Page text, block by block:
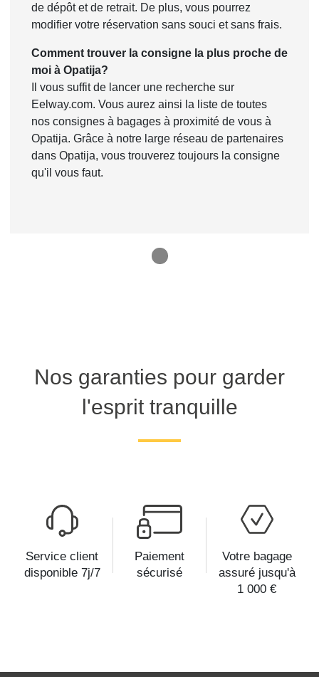
de dépôt et de retrait. De plus, vous pourrez
modifier votre réservation sans souci et sans frais.
Comment trouver la consigne la plus proche de
moi à Opatija?
Il vous suffit de lancer une recherche sur
Eelway.com. Vous aurez ainsi la liste de toutes
nos consignes à bagages à proximité de vous à
Opatija. Grâce à notre large réseau de partenaires
dans Opatija, vous trouverez toujours la consigne
qu'il vous faut.
Nos garanties pour garder
l'esprit tranquille
Service client
disponible 7j/7
Paiement
sécurisé
Votre bagage
assuré jusqu'à
1 000 €